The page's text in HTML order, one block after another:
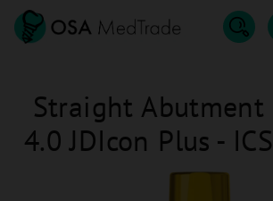
Přejít
obsah
Straight Abutment
4.0 JDIcon Plus -